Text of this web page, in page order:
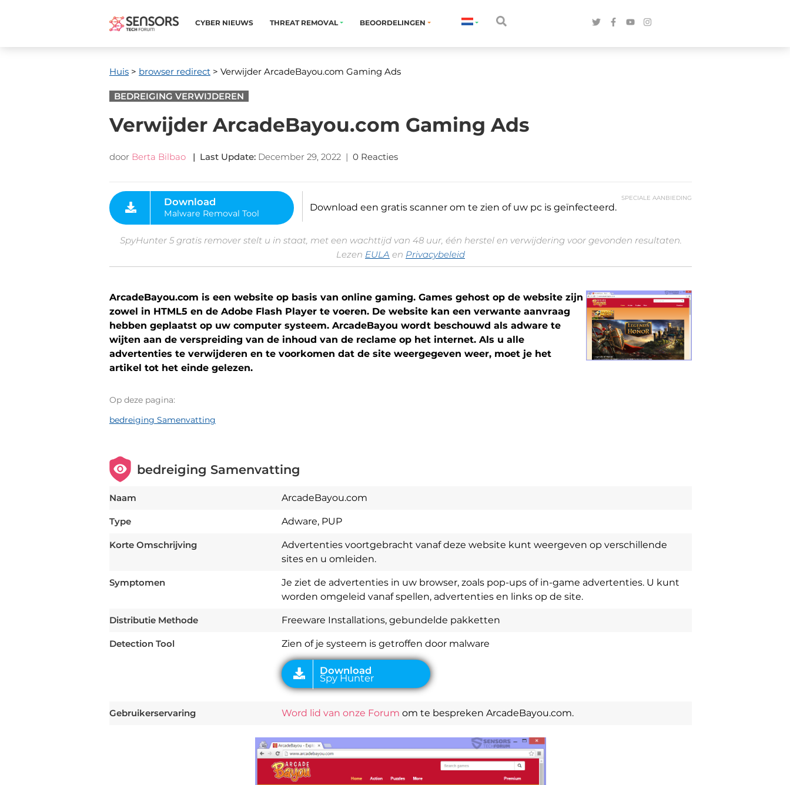
CYBER ​​NIEUWS THREAT REMOVAL BEOORDELINGEN
Huis > browser redirect > Verwijder ArcadeBayou.com Gaming Ads
BEDREIGING VERWIJDEREN
Verwijder ArcadeBayou.com Gaming Ads
door Berta Bilbao | Last Update: December 29, 2022 | 0 Reacties
SPECIALE AANBIEDING
Malware Removal Tool
Download een gratis scanner om te zien of uw pc is geïnfecteerd.
SpyHunter 5 gratis remover stelt u in staat, met een wachttijd van 48 uur, één herstel en verwijdering voor gevonden resultaten.
Lezen EULA en Privacybeleid
ArcadeBayou.com is een website op basis van online gaming. Games gehost op de website zijn
zowel in HTML5 en de Adobe Flash Player te voeren. De website kan een verwante aanvraag
hebben geplaatst op uw computer systeem. ArcadeBayou wordt beschouwd als adware te
wijten aan de verspreiding van de inhoud van de reclame op het internet. Als u alle
advertenties te verwijderen en te voorkomen dat de site weergegeven weer, moet je het
artikel tot het einde gelezen.
Op deze pagina:
bedreiging Samenvatting
bedreiging Samenvatting
Naam ArcadeBayou.com
Type Adware, PUP
Korte Omschrijving
Advertenties voortgebracht vanaf deze website kunt weergeven op verschillende
sites en u omleiden.
Symptomen
Je ziet de advertenties in uw browser, zoals pop-ups of in-game advertenties. U kunt
worden omgeleid vanaf spellen, advertenties en links op de site.
Distributie Methode Freeware Installations, gebundelde pakketten
Detection Tool Zien of je systeem is getroffen door malware
Spy Hunter
Gebruikerservaring Word lid van onze Forum om te bespreken ArcadeBayou.com.